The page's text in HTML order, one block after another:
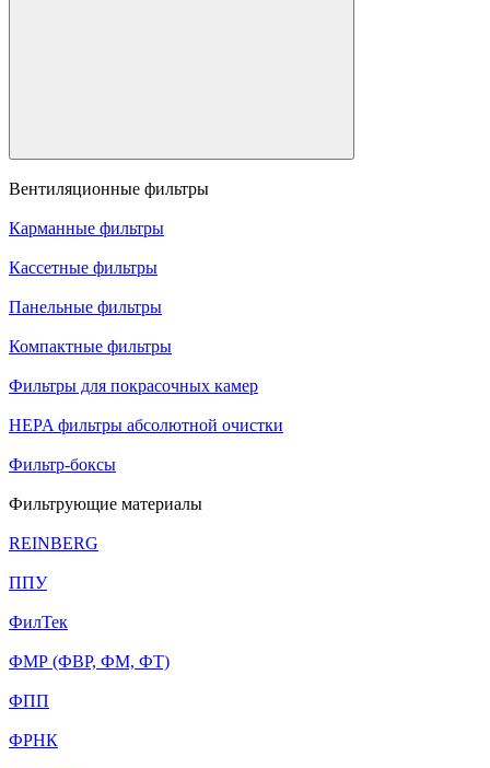
Вентиляционные фильтры
Карманные фильтры
Кассетные фильтры
Панельные фильтры
Компактные фильтры
Фильтры для покрасочных камер
HEPA фильтры абсолютной очистки
Фильтр-боксы
Фильтрующие материалы
REINBERG
ППУ
ФилТек
ФМР (ФВР, ФМ, ФТ)
ФПП
ФРНК